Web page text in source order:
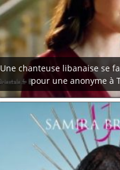
Une chanteuse libanaise se
pour une anonyme à